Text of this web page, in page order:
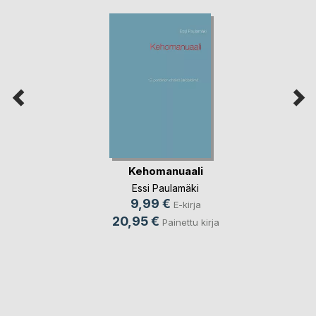
Kehomanuaali
Essi Paulamäki
9,99 € E-kirja
20,95 € Painettu kirja